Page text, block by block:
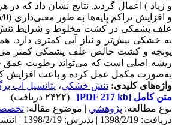
و زیاد ) اعمال گردید. نتایج نشان داد که
و افزایش تراکم پایه‌ها به طور معنی‌داری (05/0
علف پشمکی در کشت مخلوط و شرایط تنش
به خشکی بیش‌تر و نیاز آبی کمتری
یونجه و کشت خالص علف پشمکی کمتر
ریشه اصلی است که می‌تواند رطوبت عمق
به‌صورت مکمل عمل کرده و باعث افزایش
واژه‌های کلیدی: تنش خشکی، پتانسیل آب
متن کامل [PDF 217 kb]
(۲۴۲۲ دریافت)
نوع مطالعه: پژوهشي | موضوع مقاله:
دریافت: 1398/2/19 | پذیرش: 1398/2/19 | انتشار: 1398/2/19